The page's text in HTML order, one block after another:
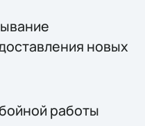
новых
работы